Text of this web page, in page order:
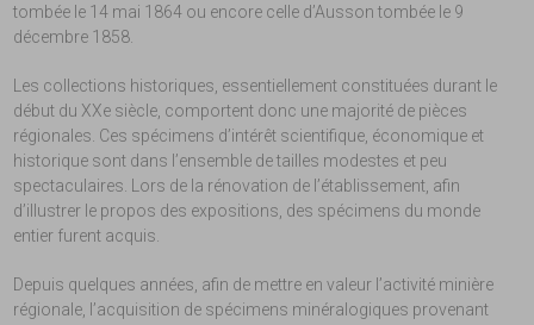
tombée le 14 mai 1864 ou encore celle d’Ausson tombée le 9
décembre 1858.
Les collections historiques, essentiellement constituées durant le
début du XXe siècle, comportent donc une majorité de pièces
régionales. Ces spécimens d’intérêt scientifique, économique et
historique sont dans l’ensemble de tailles modestes et peu
spectaculaires. Lors de la rénovation de l’établissement, afin
d’illustrer le propos des expositions, des spécimens du monde
entier furent acquis.
Depuis quelques années, afin de mettre en valeur l’activité minière
régionale, l’acquisition de spécimens minéralogiques provenant